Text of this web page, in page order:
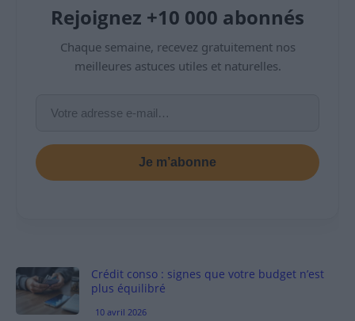
Rejoignez +10 000 abonnés
Chaque semaine, recevez gratuitement nos
meilleures astuces utiles et naturelles.
Je m’abonne
Crédit conso : signes que votre budget n’est
plus équilibré
10 avril 2026